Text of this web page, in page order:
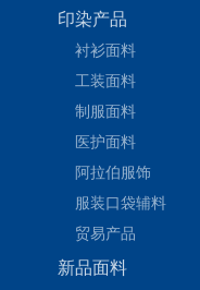
印染产品
衬衫面料
工装面料
制服面料
医护面料
阿拉伯服饰
服装口袋辅料
贸易产品
新品面料